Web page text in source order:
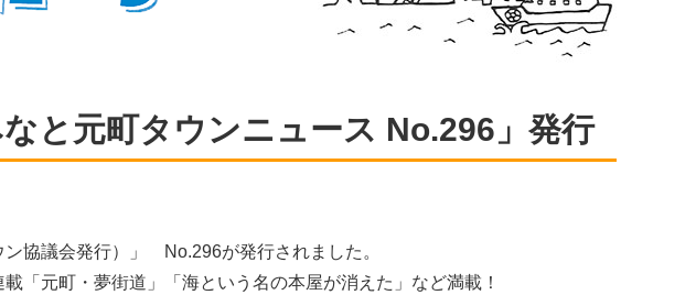
と元町タウンニュース No.296」発行
ン協議会発行）」 No.296が発行されました。
「元町・夢街道」「海という名の本屋が消えた」など満載！